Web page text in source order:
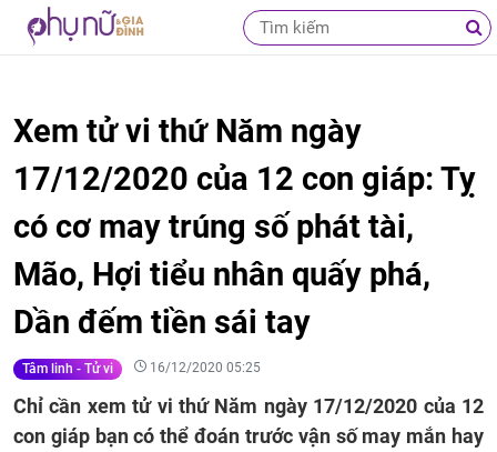
Xem tử vi thứ Năm ngày
17/12/2020 của 12 con giáp: Tỵ
có cơ may trúng số phát tài,
Mão, Hợi tiểu nhân quấy phá,
Dần đếm tiền sái tay
Tâm linh - Tử vi 16/12/2020 05:25
Chỉ cần xem tử vi thứ Năm ngày 17/12/2020 của 12
con giáp bạn có thể đoán trước vận số may mắn hay